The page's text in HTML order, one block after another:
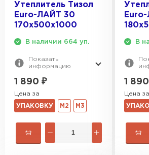
Утеплитель Тизол
Euro-ЛАЙТ 30
170х500х1000
В наличии 664 уп.
Показать
информацию
1 890 ₽
Цена за
УПАКОВКУ М2 М3
В
1 890
Цена за